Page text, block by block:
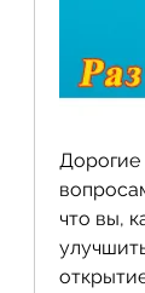
Дорогие
что вы,